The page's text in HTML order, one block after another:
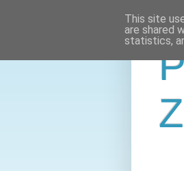
This site
are shared
statistics,